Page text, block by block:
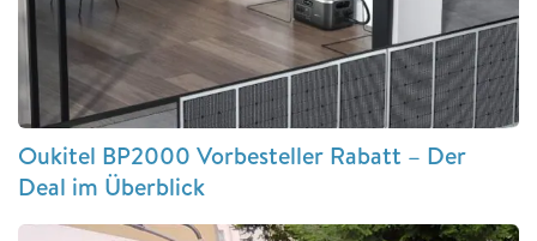
Oukitel BP2000 Vorbesteller Rabatt – Der
Deal im Überblick